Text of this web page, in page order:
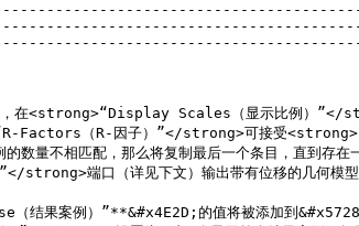
在<strong>“Display Scales（显示比例）
Factors（R-因子）”</strong>可接受
数量不相匹配，那么将复制最后一个条目，直到存
端口（详见下文）输出带有位移的几何模型
果案例）”**&#x4E2D;的值将被添加到